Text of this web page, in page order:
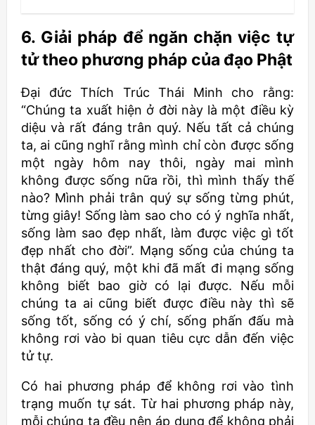
6. Giải pháp để ngăn chặn việc tự
tử theo phương pháp của đạo Phật
Đại đức Thích Trúc Thái Minh cho rằng:
“Chúng ta xuất hiện ở đời này là một điều kỳ
diệu và rất đáng trân quý. Nếu tất cả chúng
ta, ai cũng nghĩ rằng mình chỉ còn được sống
một ngày hôm nay thôi, ngày mai mình
không được sống nữa rồi, thì mình thấy thế
nào? Mình phải trân quý sự sống từng phút,
từng giây! Sống làm sao cho có ý nghĩa nhất,
sống làm sao đẹp nhất, làm được việc gì tốt
đẹp nhất cho đời”. Mạng sống của chúng ta
thật đáng quý, một khi đã mất đi mạng sống
không biết bao giờ có lại được. Nếu mỗi
chúng ta ai cũng biết được điều này thì sẽ
sống tốt, sống có ý chí, sống phấn đấu mà
không rơi vào bi quan tiêu cực dẫn đến việc
tử tự.
Có hai phương pháp để không rơi vào tình
trạng muốn tự sát. Từ hai phương pháp này,
mỗi chúng ta đều nên áp dụng để không phải